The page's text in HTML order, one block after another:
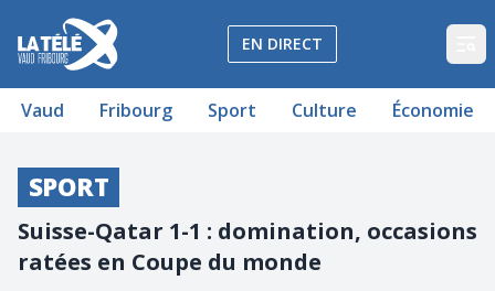
La Télé - Télévision régionale Vaud et Fribourg
EN DIRECT
Vaud Fribourg Sport Culture Économie
SPORT
Suisse-Qatar 1-1 : domination, occasions
ratées en Coupe du monde